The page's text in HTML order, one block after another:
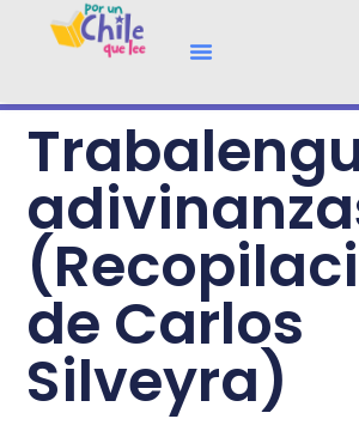
de Carlos
Silveyra)